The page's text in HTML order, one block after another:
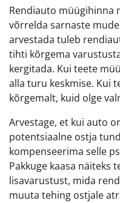
Rendiauto müügihinna
võrrelda sarnaste
arvestada tuleb
tihti kõrgema
kergitada. Kui teete
alla turu keskmise. Kui
kõrgemalt, kuid olge
Arvestage, et kui auto
potentsiaalne ostja
kompenseerima selle
Pakkuge kaasa näiteks
lisavarustust, mida
muuta tehing ostjale